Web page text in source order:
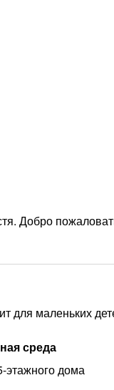
Добро
для маленьких
среда
этажного дома